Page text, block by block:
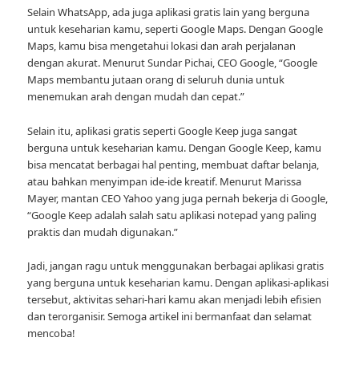
Selain WhatsApp, ada juga aplikasi gratis lain yang berguna
untuk keseharian kamu, seperti Google Maps. Dengan Google
Maps, kamu bisa mengetahui lokasi dan arah perjalanan
dengan akurat. Menurut Sundar Pichai, CEO Google, “Google
Maps membantu jutaan orang di seluruh dunia untuk
menemukan arah dengan mudah dan cepat.”
Selain itu, aplikasi gratis seperti Google Keep juga sangat
berguna untuk keseharian kamu. Dengan Google Keep, kamu
bisa mencatat berbagai hal penting, membuat daftar belanja,
atau bahkan menyimpan ide-ide kreatif. Menurut Marissa
Mayer, mantan CEO Yahoo yang juga pernah bekerja di Google,
“Google Keep adalah salah satu aplikasi notepad yang paling
praktis dan mudah digunakan.”
Jadi, jangan ragu untuk menggunakan berbagai aplikasi gratis
yang berguna untuk keseharian kamu. Dengan aplikasi-aplikasi
tersebut, aktivitas sehari-hari kamu akan menjadi lebih efisien
dan terorganisir. Semoga artikel ini bermanfaat dan selamat
mencoba!